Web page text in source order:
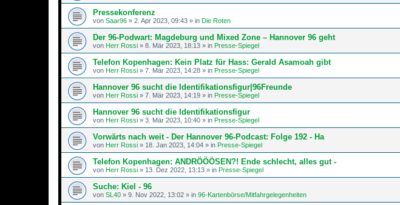
Pressekonferenz
von Saar96 » 2. Apr 2023, 09:43 » in Die Roten
Der 96-Podwart: Magdeburg und Mixed Zone – Hannover 96 geht
von Herr Rossi » 8. Mär 2023, 18:13 » in Presse-Spiegel
Telefon Kopenhagen: Kein Platz für Hass: Gerald Asamoah gibt
von Herr Rossi » 7. Mär 2023, 14:28 » in Presse-Spiegel
Hannover 96 sucht die Identifikationsfigur|96Freunde
von Herr Rossi » 7. Mär 2023, 14:19 » in Presse-Spiegel
Hannover 96 sucht die Identifikationsfigur
von Herr Rossi » 3. Mär 2023, 10:40 » in Presse-Spiegel
Vorwärts nach weit - Der Hannover 96-Podcast: Folge 192 - Ha
von Herr Rossi » 18. Jan 2023, 14:04 » in Presse-Spiegel
Telefon Kopenhagen: ANDRÖÖÖSEN?! Ende schlecht, alles gut -
von Herr Rossi » 13. Dez 2022, 13:13 » in Presse-Spiegel
Suche: Kiel - 96
von SL40 » 9. Nov 2022, 13:02 » in 96-Kartenbörse/Mitfahrgelegenheiten